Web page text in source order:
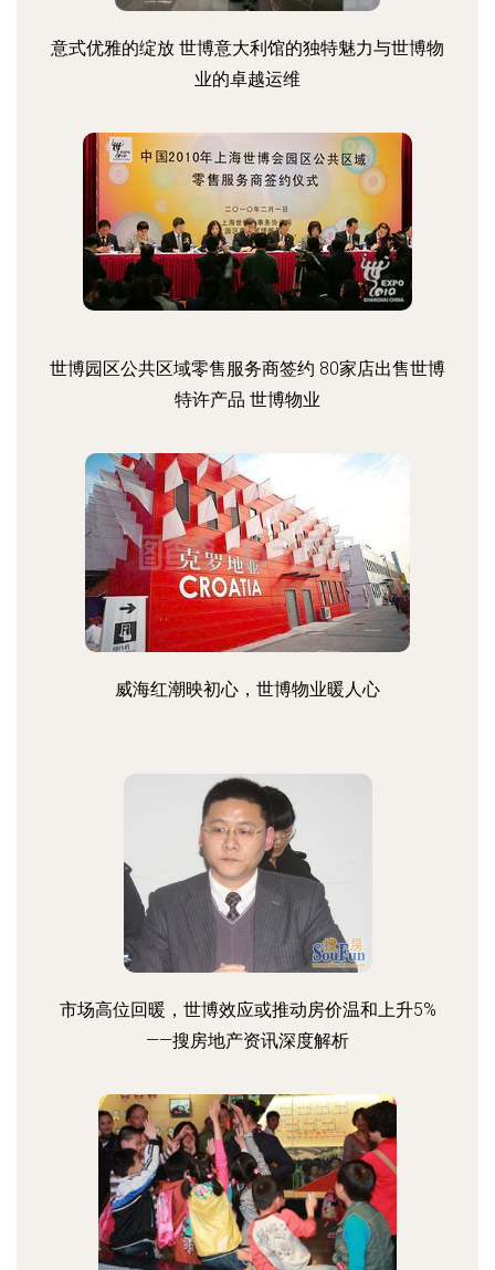
意式优雅的绽放 世博意大利馆的独特魅力与世博物
业的卓越运维
世博园区公共区域零售服务商签约 80家店出售世博
特许产品 世博物业
威海红潮映初心，世博物业暖人心
市场高位回暖，世博效应或推动房价温和上升5%
——搜房地产资讯深度解析